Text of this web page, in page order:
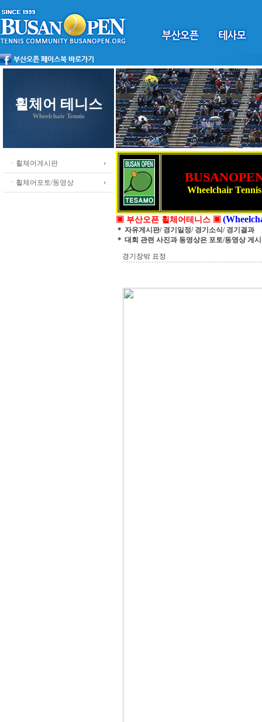
휠체어 테니스
Wheelchair Tennis
ㆍ휠체어게시판
ㆍ휠체어포토/동영상
Wheelchair Tennis
▣ 부산오픈 휠체어테니스 ▣
＊ 자유게시판/ 경기일정/ 경기소식/ 경기결과
＊ 대회 관련 사진과 동영상은 포토/동영상 게
경기장밖 표정